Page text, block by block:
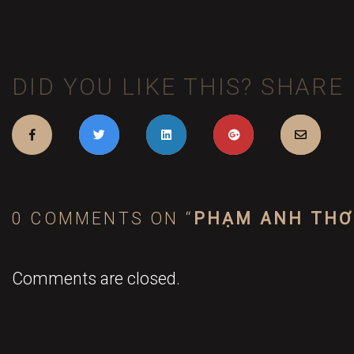
DID YOU LIKE THIS? SHARE
0 COMMENTS ON “ PHẠM ANH THƠ
Comments are closed.